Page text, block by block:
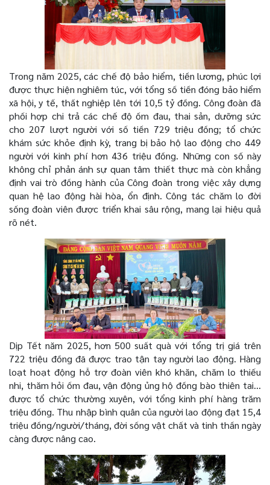
Trong năm 2025, các chế độ bảo hiểm, tiền lương, phúc lợi
được thực hiện nghiêm túc, với tổng số tiền đóng bảo hiểm
xã hội, y tế, thất nghiệp lên tới 10,5 tỷ đồng. Công đoàn đã
phối hợp chi trả các chế độ ốm đau, thai sản, dưỡng sức
cho 207 lượt người với số tiền 729 triệu đồng; tổ chức
khám sức khỏe định kỳ, trang bị bảo hộ lao động cho 449
người với kinh phí hơn 436 triệu đồng. Những con số này
không chỉ phản ánh sự quan tâm thiết thực mà còn khẳng
định vai trò đồng hành của Công đoàn trong việc xây dựng
quan hệ lao động hài hòa, ổn định. Công tác chăm lo đời
sống đoàn viên được triển khai sâu rộng, mang lại hiệu quả
rõ nét.
Dịp Tết năm 2025, hơn 500 suất quà với tổng trị giá trên
722 triệu đồng đã được trao tận tay người lao động. Hàng
loạt hoạt động hỗ trợ đoàn viên khó khăn, chăm lo thiếu
nhi, thăm hỏi ốm đau, vận động ủng hộ đồng bào thiên tai…
được tổ chức thường xuyên, với tổng kinh phí hàng trăm
triệu đồng. Thu nhập bình quân của người lao động đạt 15,4
triệu đồng/người/tháng, đời sống vật chất và tinh thần ngày
càng được nâng cao.